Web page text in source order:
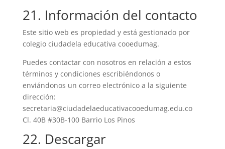
21. Información del contacto
Este sitio web es propiedad y está gestionado por
colegio ciudadela educativa cooedumag.
Puedes contactar con nosotros en relación a estos
términos y condiciones escribiéndonos o
enviándonos un correo electrónico a la siguiente
dirección:
secretaria@ciudadelaeducativacooedumag.edu.co
Cl. 40B #30B-100 Barrio Los Pinos
22. Descargar